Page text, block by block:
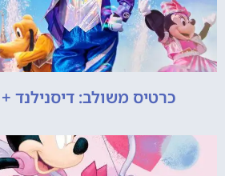
כרטיס משולב: דיסנילנד +